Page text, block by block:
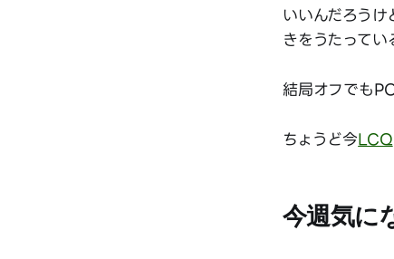
いいんだろうけ
きをうたってい
結局オフでも
ちょうど今LCQ
今週気に